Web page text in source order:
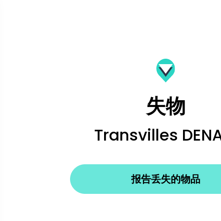
失物
Transvilles
报告丢失的物品